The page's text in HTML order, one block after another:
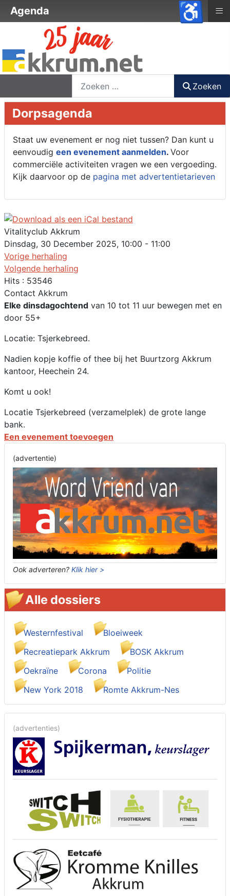
Zoeken
Dorpsagenda
Staat uw evenement er nog niet tussen? Dan kunt u
eenvoudig een evenement aanmelden. Voor
commerciële activiteiten vragen we een vergoeding.
Kijk daarvoor op de pagina met advertentietarieven
Vitalityclub Akkrum
Dinsdag, 30 December 2025, 10:00 - 11:00
Vorige herhaling
Volgende herhaling
Hits : 53546
Contact Akkrum
Elke dinsdagochtend van 10 tot 11 uur bewegen met en
door 55+
Locatie: Tsjerkebreed.
Nadien kopje koffie of thee bij het Buurtzorg Akkrum
kantoor, Heechein 24.
Komt u ook!
Locatie Tsjerkebreed (verzamelplek) de grote lange
bank.
Een evenement toevoegen
(advertentie)
Ook adverteren? Klik hier >
Alle dossiers
Westernfestival
Bloeiweek
Recreatiepark Akkrum
BOSK Akkrum
Oekraïne
Corona
Politie
New York 2018
Romte Akkrum-Nes
(advertenties)
Agenda ≡
♿